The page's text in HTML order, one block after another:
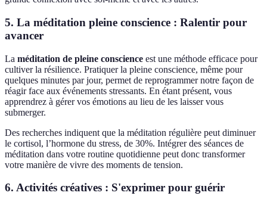
5. La méditation pleine conscience : Ralentir pour
avancer
La méditation de pleine conscience est une méthode efficace pour
cultiver la résilience. Pratiquer la pleine conscience, même pour
quelques minutes par jour, permet de reprogrammer notre façon de
réagir face aux événements stressants. En étant présent, vous
apprendrez à gérer vos émotions au lieu de les laisser vous
submerger.
Des recherches indiquent que la méditation régulière peut diminuer
le cortisol, l’hormone du stress, de 30%. Intégrer des séances de
méditation dans votre routine quotidienne peut donc transformer
votre manière de vivre des moments de tension.
6. Activités créatives : S'exprimer pour guérir